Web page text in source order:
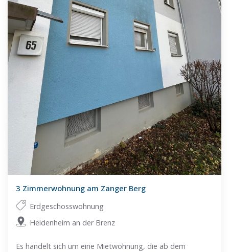
3 Zimmerwohnung am Zanger Berg
Erdgeschosswohnung
Heidenheim an der Brenz
Es handelt sich um eine Mietwohnung, die ab dem